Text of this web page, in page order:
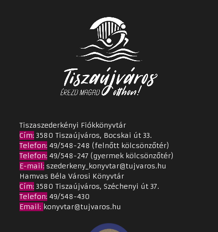
Tiszaszederkényi Fiókkönyvtár
Cím: 3580 Tiszaújváros, Bocskai út 33.
Telefon: 49/548-248 (felnőtt kölcsönzőtér)
Telefon: 49/548-247 (gyermek kölcsönzőtér)
E-mail: szederkeny_konyvtar@tujvaros.hu
Hamvas Béla Városi Könyvtár
Cím: 3580 Tiszaújváros, Széchenyi út 37.
Telefon: 49/548-430
Email: konyvtar@tujvaros.hu